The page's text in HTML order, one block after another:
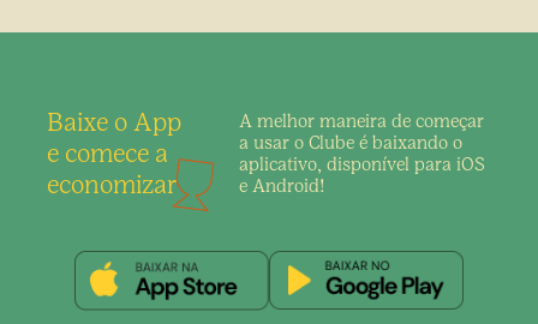
Baixe o App
e comece a
economizar
A melhor maneira de começar
a usar o Clube é baixando o
aplicativo, disponível para iOS
e Android!